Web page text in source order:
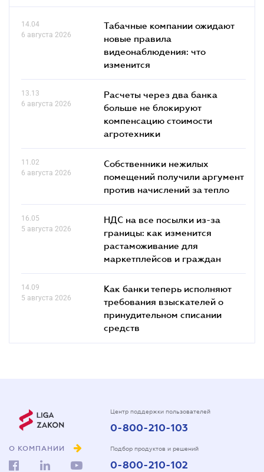
14.04
6 августа 2026
Табачные компании ожидают
новые правила
видеонаблюдения: что
изменится
13.13
6 августа 2026
Расчеты через два банка
больше не блокируют
компенсацию стоимости
агротехники
11.02
6 августа 2026
Собственники нежилых
помещений получили аргумент
против начислений за тепло
16.05
5 августа 2026
НДС на все посылки из-за
границы: как изменится
растаможивание для
маркетплейсов и граждан
14.09
5 августа 2026
Как банки теперь исполняют
требования взыскателей о
принудительном списании
средств
О КОМПАНИИ
Центр поддержки пользователей
0-800-210-103
Подбор продуктов и решений
0-800-210-102